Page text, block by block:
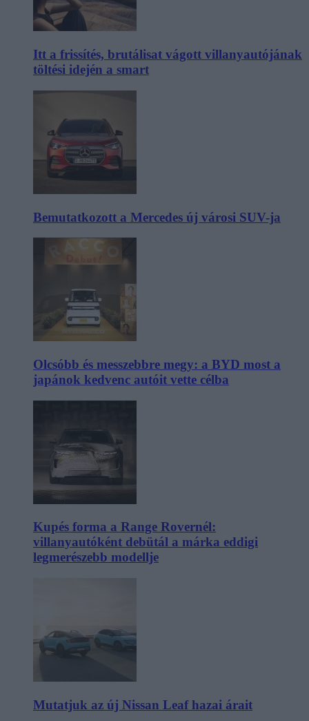
Itt a frissítés, brutálisat vágott villanyautójának
töltési idején a smart
Bemutatkozott a Mercedes új városi SUV-ja
Olcsóbb és messzebbre megy: a BYD most a
japánok kedvenc autóit vette célba
Kupés forma a Range Rovernél:
villanyautóként debütál a márka eddigi
legmerészebb modellje
Mutatjuk az új Nissan Leaf hazai árait